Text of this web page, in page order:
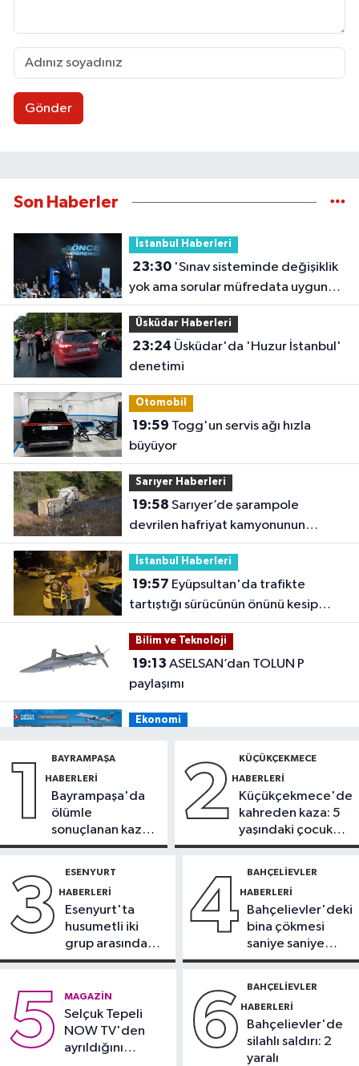
Gönder
Son Haberler
İstanbul Haberleri
23:30'Sınav sisteminde değişiklik
yok ama sorular müfredata uygun
hale gelecek'
Üsküdar Haberleri
23:24
denetimi
Otomobil
19:59
büyüyor
Sarıyer Haberleri
19:58
devrilen hafriyat kamyonunun
şoförü yaralandı
İstanbul Haberleri
19:57
tartıştığı sürücünün önünü kesip
tehdit eden saldırgana 180 bin lira
ceza
Bilim ve Teknoloji
19:13
paylaşımı
Ekonomi
milyon yolcu taşıdı
Bilim ve Teknoloji
yeni nesil uydulara taşınıyor
taşınacak
komisyonda
1 BAYRAMPAŞA
HABERLERI
Bayrampaşa'da
ölümle
sonuçlanan kaza:
Sürücü
2 KÜÇÜKÇEKMECE
HABERLERI
Küçükçekmece'de
kahreden kaza: 5
yaşındaki çocuk
yoğun bakımda
3 ESENYURT
HABERLERI
Esenyurt'ta
husumetli iki
grup arasında
silahlı kavga
4 BAHÇELIEVLER
HABERLERI
Bahçelievler'deki
bina çökmesi
saniye saniye
görüntülendi
5 MAGAZIN
Selçuk Tepeli
NOW TV'den
ayrıldığını
6 BAHÇELIEVLER
HABERLERI
Bahçelievler'de
silahlı saldırı: 2
yaralı